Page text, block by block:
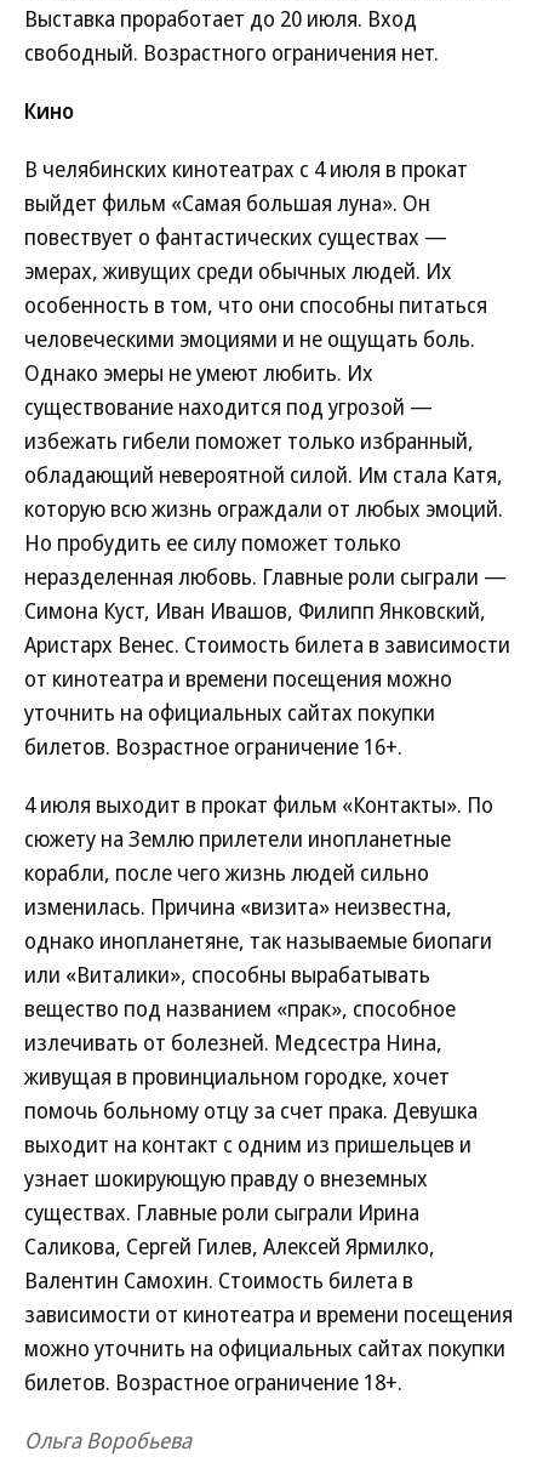
Выставка проработает до 20 июля. Вход
свободный. Возрастного ограничения нет.
Кино
В челябинских кинотеатрах с 4 июля в прокат
выйдет фильм «Самая большая луна». Он
повествует о фантастических существах —
эмерах, живущих среди обычных людей. Их
особенность в том, что они способны питаться
человеческими эмоциями и не ощущать боль.
Однако эмеры не умеют любить. Их
существование находится под угрозой —
избежать гибели поможет только избранный,
обладающий невероятной силой. Им стала Катя,
которую всю жизнь ограждали от любых эмоций.
Но пробудить ее силу поможет только
неразделенная любовь. Главные роли сыграли —
Симона Куст, Иван Ивашов, Филипп Янковский,
Аристарх Венес. Стоимость билета в зависимости
от кинотеатра и времени посещения можно
уточнить на официальных сайтах покупки
билетов. Возрастное ограничение 16+.
4 июля выходит в прокат фильм «Контакты». По
сюжету на Землю прилетели инопланетные
корабли, после чего жизнь людей сильно
изменилась. Причина «визита» неизвестна,
однако инопланетяне, так называемые биопаги
или «Виталики», способны вырабатывать
вещество под названием «прак», способное
излечивать от болезней. Медсестра Нина,
живущая в провинциальном городке, хочет
помочь больному отцу за счет прака. Девушка
выходит на контакт с одним из пришельцев и
узнает шокирующую правду о внеземных
существах. Главные роли сыграли Ирина
Саликова, Сергей Гилев, Алексей Ярмилко,
Валентин Самохин. Стоимость билета в
зависимости от кинотеатра и времени посещения
можно уточнить на официальных сайтах покупки
билетов. Возрастное ограничение 18+.
Ольга Воробьева